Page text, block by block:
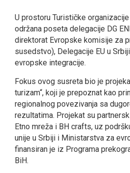
U prostoru Turističke
održana poseta delegacije DG
direktorat Evropske komisije za
susedstvo), Delegacije EU u
evropske integracije.
Fokus ovog susreta bio je
turizam“, koji je prepoznat kao
regionalnog povezivanja sa
rezultatima. Projekat su
Etno mreža i BH crafts, uz
unije u Srbiji i Ministarstva za
finansiran je iz Programa
BiH.